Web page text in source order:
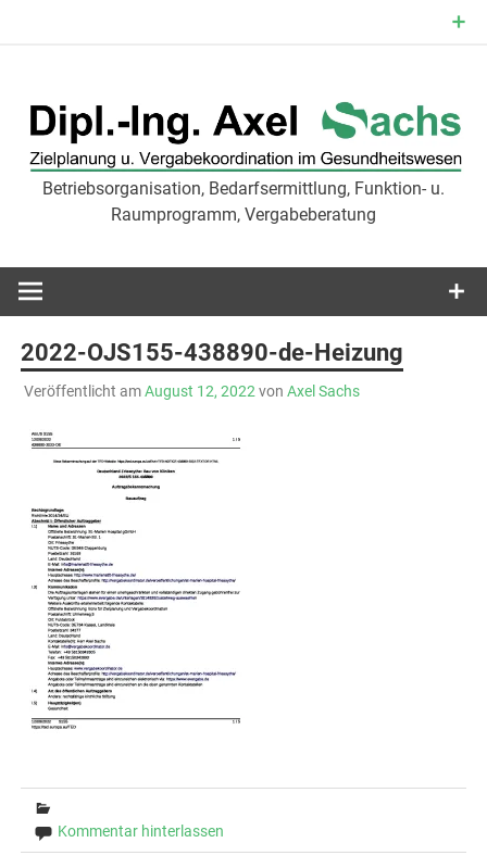
im
Betriebsorganisation, Bedarfsermittlung, Funktion- u.
Raumprogramm, Vergabeberatung
2022-OJS155-438890-de-Heizung
Veröffentlicht amAugust 12, 2022 von Axel Sachs
Kommentar hinterlassen